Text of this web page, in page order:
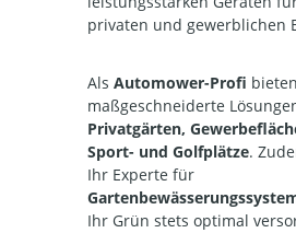
privaten und gewerblichen
Als Automower-Profi
maßgeschneiderte
Privatgärten,
Sport- und Golfplätze.
Ihr Experte für
Ihr Grün stets optimal